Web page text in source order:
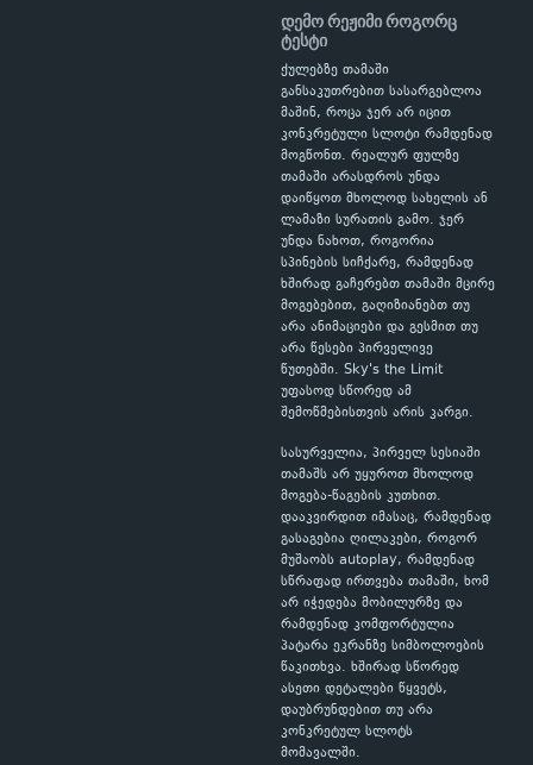
დემო რეჟიმი როგორც
ტესტი
ქულებზე თამაში
განსაკუთრებით სასარგებლოა
მაშინ, როცა ჯერ არ იცით
კონკრეტული სლოტი რამდენად
მოგწონთ. რეალურ ფულზე
თამაში არასდროს უნდა
დაიწყოთ მხოლოდ სახელის ან
ლამაზი სურათის გამო. ჯერ
უნდა ნახოთ, როგორია
სპინების სიჩქარე, რამდენად
ხშირად გაჩერებთ თამაში მცირე
მოგებებით, გაღიზიანებთ თუ
არა ანიმაციები და გესმით თუ
არა წესები პირველივე
წუთებში. Sky's the Limit
უფასოდ სწორედ ამ
შემოწმებისთვის არის კარგი.
სასურველია, პირველ სესიაში
თამაშს არ უყუროთ მხოლოდ
მოგება-წაგების კუთხით.
დააკვირდით იმასაც, რამდენად
გასაგებია ღილაკები, როგორ
მუშაობს autoplay, რამდენად
სწრაფად ირთვება თამაში, ხომ
არ იჭედება მობილურზე და
რამდენად კომფორტულია
პატარა ეკრანზე სიმბოლოების
წაკითხვა. ხშირად სწორედ
ასეთი დეტალები წყვეტს,
დაუბრუნდებით თუ არა
კონკრეტულ სლოტს
მომავალში.